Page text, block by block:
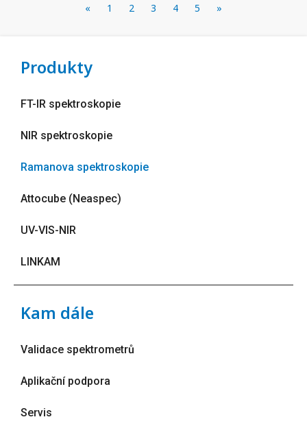
« 1 2 3 4 5 »
Produkty
FT-IR spektroskopie
NIR spektroskopie
Ramanova spektroskopie
Attocube (Neaspec)
UV-VIS-NIR
LINKAM
Kam dále
Validace spektrometrů
Aplikační podpora
Servis